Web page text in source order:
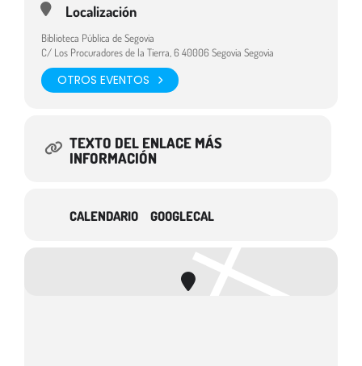
Destinatarios:Público infantil
Localización
Biblioteca Pública de Segovia
C/ Los Procuradores de la Tierra, 6 40006 Segovia Segovia
OTROS EVENTOS
TEXTO DEL ENLACE MÁS
INFORMACIÓN
CALENDARIO GOOGLECAL